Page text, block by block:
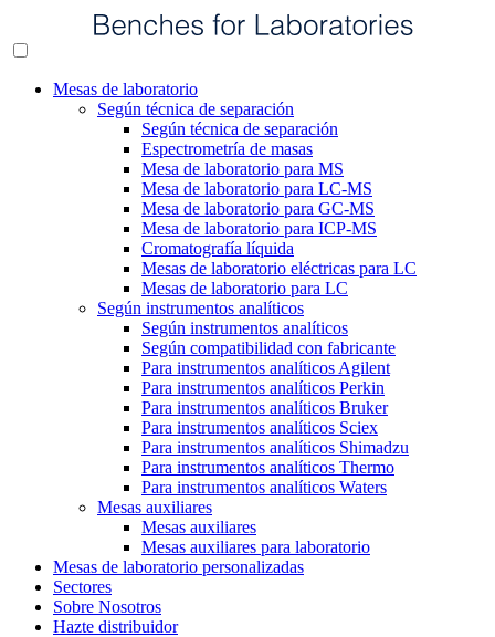
Mesas de laboratorio
Según técnica de separación
Según técnica de separación
Espectrometría de masas
Mesa de laboratorio para MS
Mesa de laboratorio para LC-MS
Mesa de laboratorio para GC-MS
Mesa de laboratorio para ICP-MS
Cromatografía líquida
Mesas de laboratorio eléctricas para LC
Mesas de laboratorio para LC
Según instrumentos analíticos
Según instrumentos analíticos
Según compatibilidad con fabricante
Para instrumentos analíticos Agilent
Para instrumentos analíticos Perkin
Para instrumentos analíticos Bruker
Para instrumentos analíticos Sciex
Para instrumentos analíticos Shimadzu
Para instrumentos analíticos Thermo
Para instrumentos analíticos Waters
Mesas auxiliares
Mesas auxiliares
Mesas auxiliares para laboratorio
Mesas de laboratorio personalizadas
Sectores
Sobre Nosotros
Hazte distribuidor